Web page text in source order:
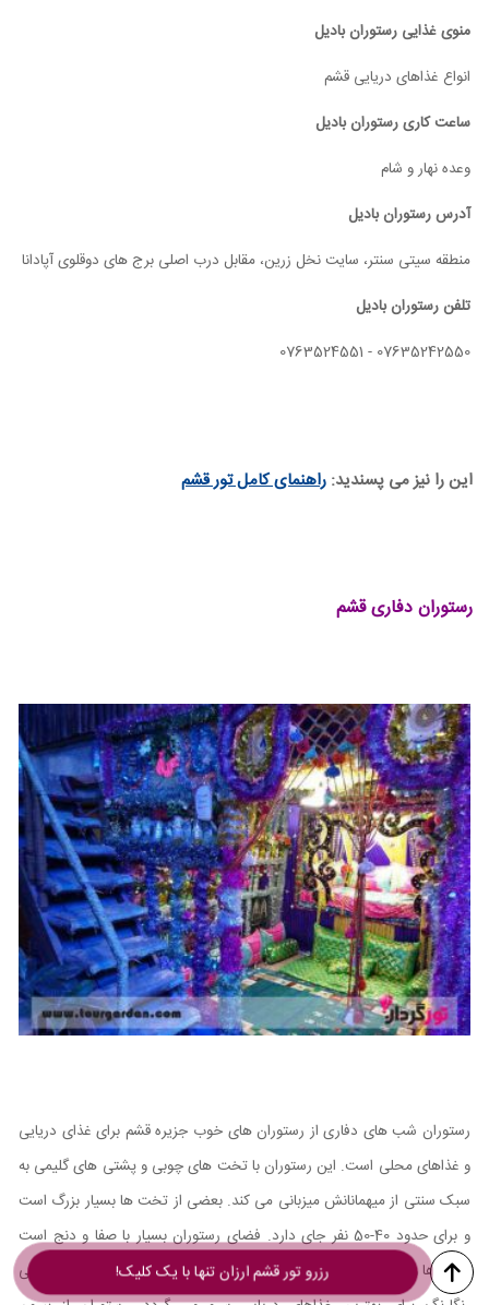
منوی غذایی رستوران بادیل
انواع غذاهای دریایی قشم
ساعت کاریرستوران بادیل
وعده نهار و شام
آدرس رستوران بادیل
منطقه سیتی سنتر، سایت نخل زرین، مقابل درب اصلی برج های دوقلوی آپادانا
تلفن رستوران بادیل
07635242550 - 0763524551
این را نیز می پسندید: راهنمای کامل تور قشم
رستوران دفاری قشم
رستوران شب های دفاری از رستوران های خوب جزیره قشم برای غذای دریایی
و غذاهای محلی است. این رستوران با تخت های چوبی و پشتی های گلیمی به
سبک سنتی از میهمانانش میزبانی می کند. بعضی از تخت ها بسیار بزرگ است
و برای حدود 40-50 نفر جای دارد. فضای رستوران بسیار با صفا و دنج است
فرش ها و گلیم هایی با طرح جنوبی زیر پای میهمانان فرش شده و سفره هایی
رزرو تور قشم ارزان تنها با یک کلیک!